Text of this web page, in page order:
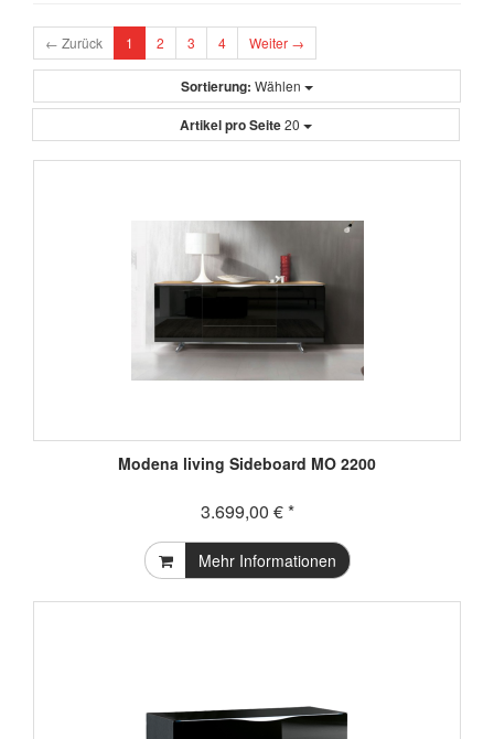
← Zurück 1 2 3 4 Weiter →
Sortierung: Wählen
Artikel pro Seite20
Modena living Sideboard MO 2200
3.699,00 € *
Mehr Informationen